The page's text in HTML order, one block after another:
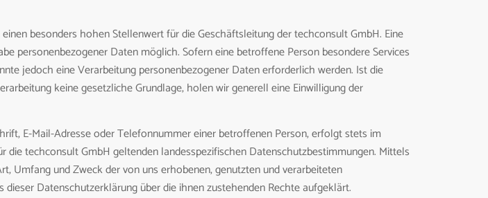
besonders hohen Stellenwert für die Geschäftsleitung der techconsult GmbH. Eine
personenbezogener Daten möglich. Sofern eine betroffene Person besondere Services
jedoch eine Verarbeitung personenbezogener Daten erforderlich werden. Ist die
keine gesetzliche Grundlage, holen wir generell eine Einwilligung der
E-Mail-Adresse oder Telefonnummer einer betroffenen Person, erfolgt stets im
techconsult GmbH geltenden landesspezifischen Datenschutzbestimmungen. Mittels
und Zweck der von uns erhobenen, genutzten und verarbeiteten
Datenschutzerklärung über die ihnen zustehenden Rechte aufgeklärt.